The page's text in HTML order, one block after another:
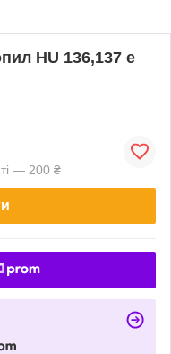
HU 136,137 e
— 200 ₴